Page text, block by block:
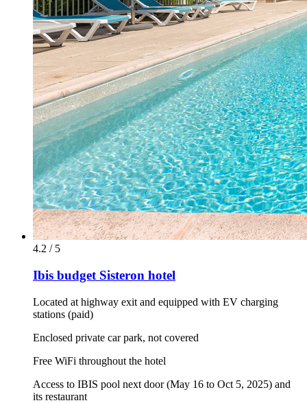
4.2 / 5
Ibis budget Sisteron hotel
Located at highway exit and equipped with EV charging
stations (paid)
Enclosed private car park, not covered
Free WiFi throughout the hotel
Access to IBIS pool next door (May 16 to Oct 5, 2025) and
its restaurant